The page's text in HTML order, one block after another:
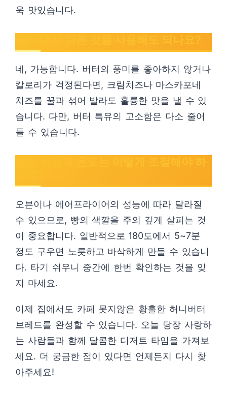
욱 맛있습니다.
네, 가능합니다. 버터의 풍미를 좋아하지 않거나
칼로리가 걱정된다면, 크림치즈나 마스카포네
치즈를 꿀과 섞어 발라도 훌륭한 맛을 낼 수 있
습니다. 다만, 버터 특유의 고소함은 다소 줄어
들 수 있습니다.
오븐이나 에어프라이어의 성능에 따라 달라질
수 있으므로, 빵의 색깔을 주의 깊게 살피는 것
이 중요합니다. 일반적으로 180도에서 5~7분
정도 구우면 노릇하고 바삭하게 만들 수 있습니
다. 타기 쉬우니 중간에 한번 확인하는 것을 잊
지 마세요.
이제 집에서도 카페 못지않은 황홀한 허니버터
브레드를 완성할 수 있습니다. 오늘 당장 사랑하
는 사람들과 함께 달콤한 디저트 타임을 가져보
세요. 더 궁금한 점이 있다면 언제든지 다시 찾
아주세요!